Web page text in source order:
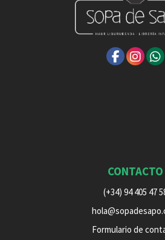
CONTACTO
(+34) 94 405 47
Formulario de